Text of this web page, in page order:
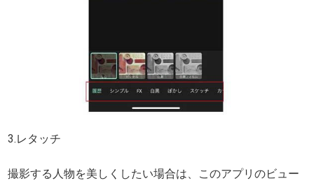
3.レタッチ
撮影する人物を美しくしたい場合は、このアプリのビュー